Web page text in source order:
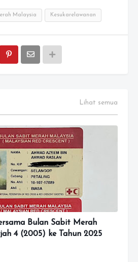
Malaysia Kesukarelawanan
Lihat semua
Bulan Sabit Merah
4 (2005) ke Tahun 2025